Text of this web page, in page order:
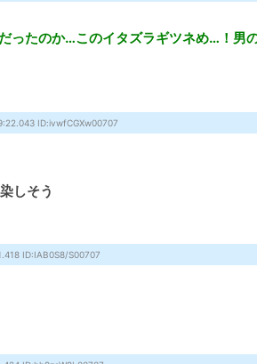
ったのか…このイタズラギツネめ…！男
ID:ivwfCGXw00707
しそう
ID:IAB0S8/S00707